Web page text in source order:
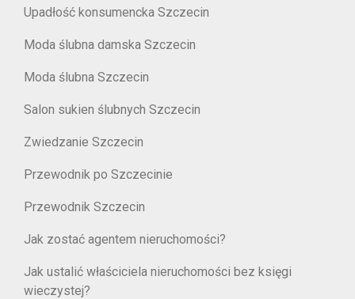
Upadłość konsumencka Szczecin
Moda ślubna damska Szczecin
Moda ślubna Szczecin
Salon sukien ślubnych Szczecin
Zwiedzanie Szczecin
Przewodnik po Szczecinie
Przewodnik Szczecin
Jak zostać agentem nieruchomości?
Jak ustalić właściciela nieruchomości bez księgi
wieczystej?